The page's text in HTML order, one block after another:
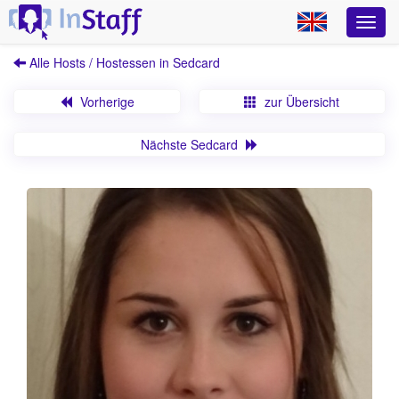
Alle Hosts / Hostessen in Sedcard
Vorherige zur Übersicht
Nächste Sedcard